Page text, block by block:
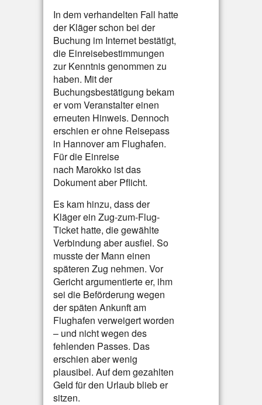
In dem verhandelten Fall hatte
der Kläger schon bei der
Buchung im Internet bestätigt,
die Einreisebestimmungen
zur Kenntnis genommen zu
haben. Mit der
Buchungsbestätigung bekam
er vom Veranstalter einen
erneuten Hinweis. Dennoch
erschien er ohne Reisepass
in Hannover am Flughafen.
Für die Einreise
nach Marokko ist das
Dokument aber Pflicht.
Es kam hinzu, dass der
Kläger ein Zug-zum-Flug-
Ticket hatte, die gewählte
Verbindung aber ausfiel. So
musste der Mann einen
späteren Zug nehmen. Vor
Gericht argumentierte er, ihm
sei die Beförderung wegen
der späten Ankunft am
Flughafen verweigert worden
– und nicht wegen des
fehlenden Passes. Das
erschien aber wenig
plausibel. Auf dem gezahlten
Geld für den Urlaub blieb er
sitzen.